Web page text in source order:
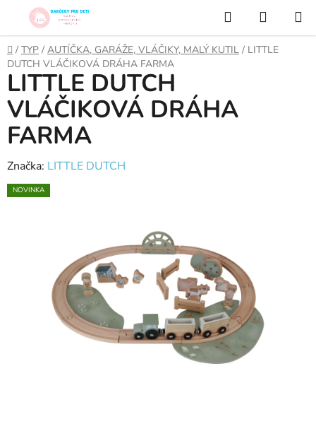
obsah
Hľadať
KOŠÍK
Domov
/ TYP / AUTÍČKA, GARÁŽE, VLÁČIKY, MALÝ KUTIL / LITTLE
DUTCH VLÁČIKOVÁ DRÁHA FARMA
LITTLE DUTCH
VLÁČIKOVÁ DRÁHA
FARMA
Značka: LITTLE DUTCH
NOVINKA